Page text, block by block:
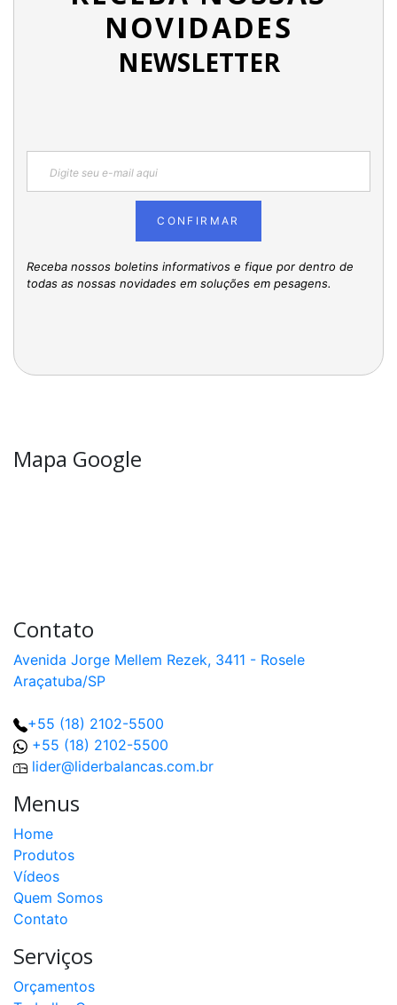
NOVIDADES
NEWSLETTER
CONFIRMAR
Receba nossos boletins informativos e fique por dentro de
todas as nossas novidades em soluções em pesagens.
Mapa Google
Contato
Avenida Jorge Mellem Rezek, 3411 - Rosele
Araçatuba/SP
+55 (18) 2102-5500
+55 (18) 2102-5500
lider@liderbalancas.com.br
Menus
Home
Produtos
Vídeos
Quem Somos
Contato
Serviços
Orçamentos